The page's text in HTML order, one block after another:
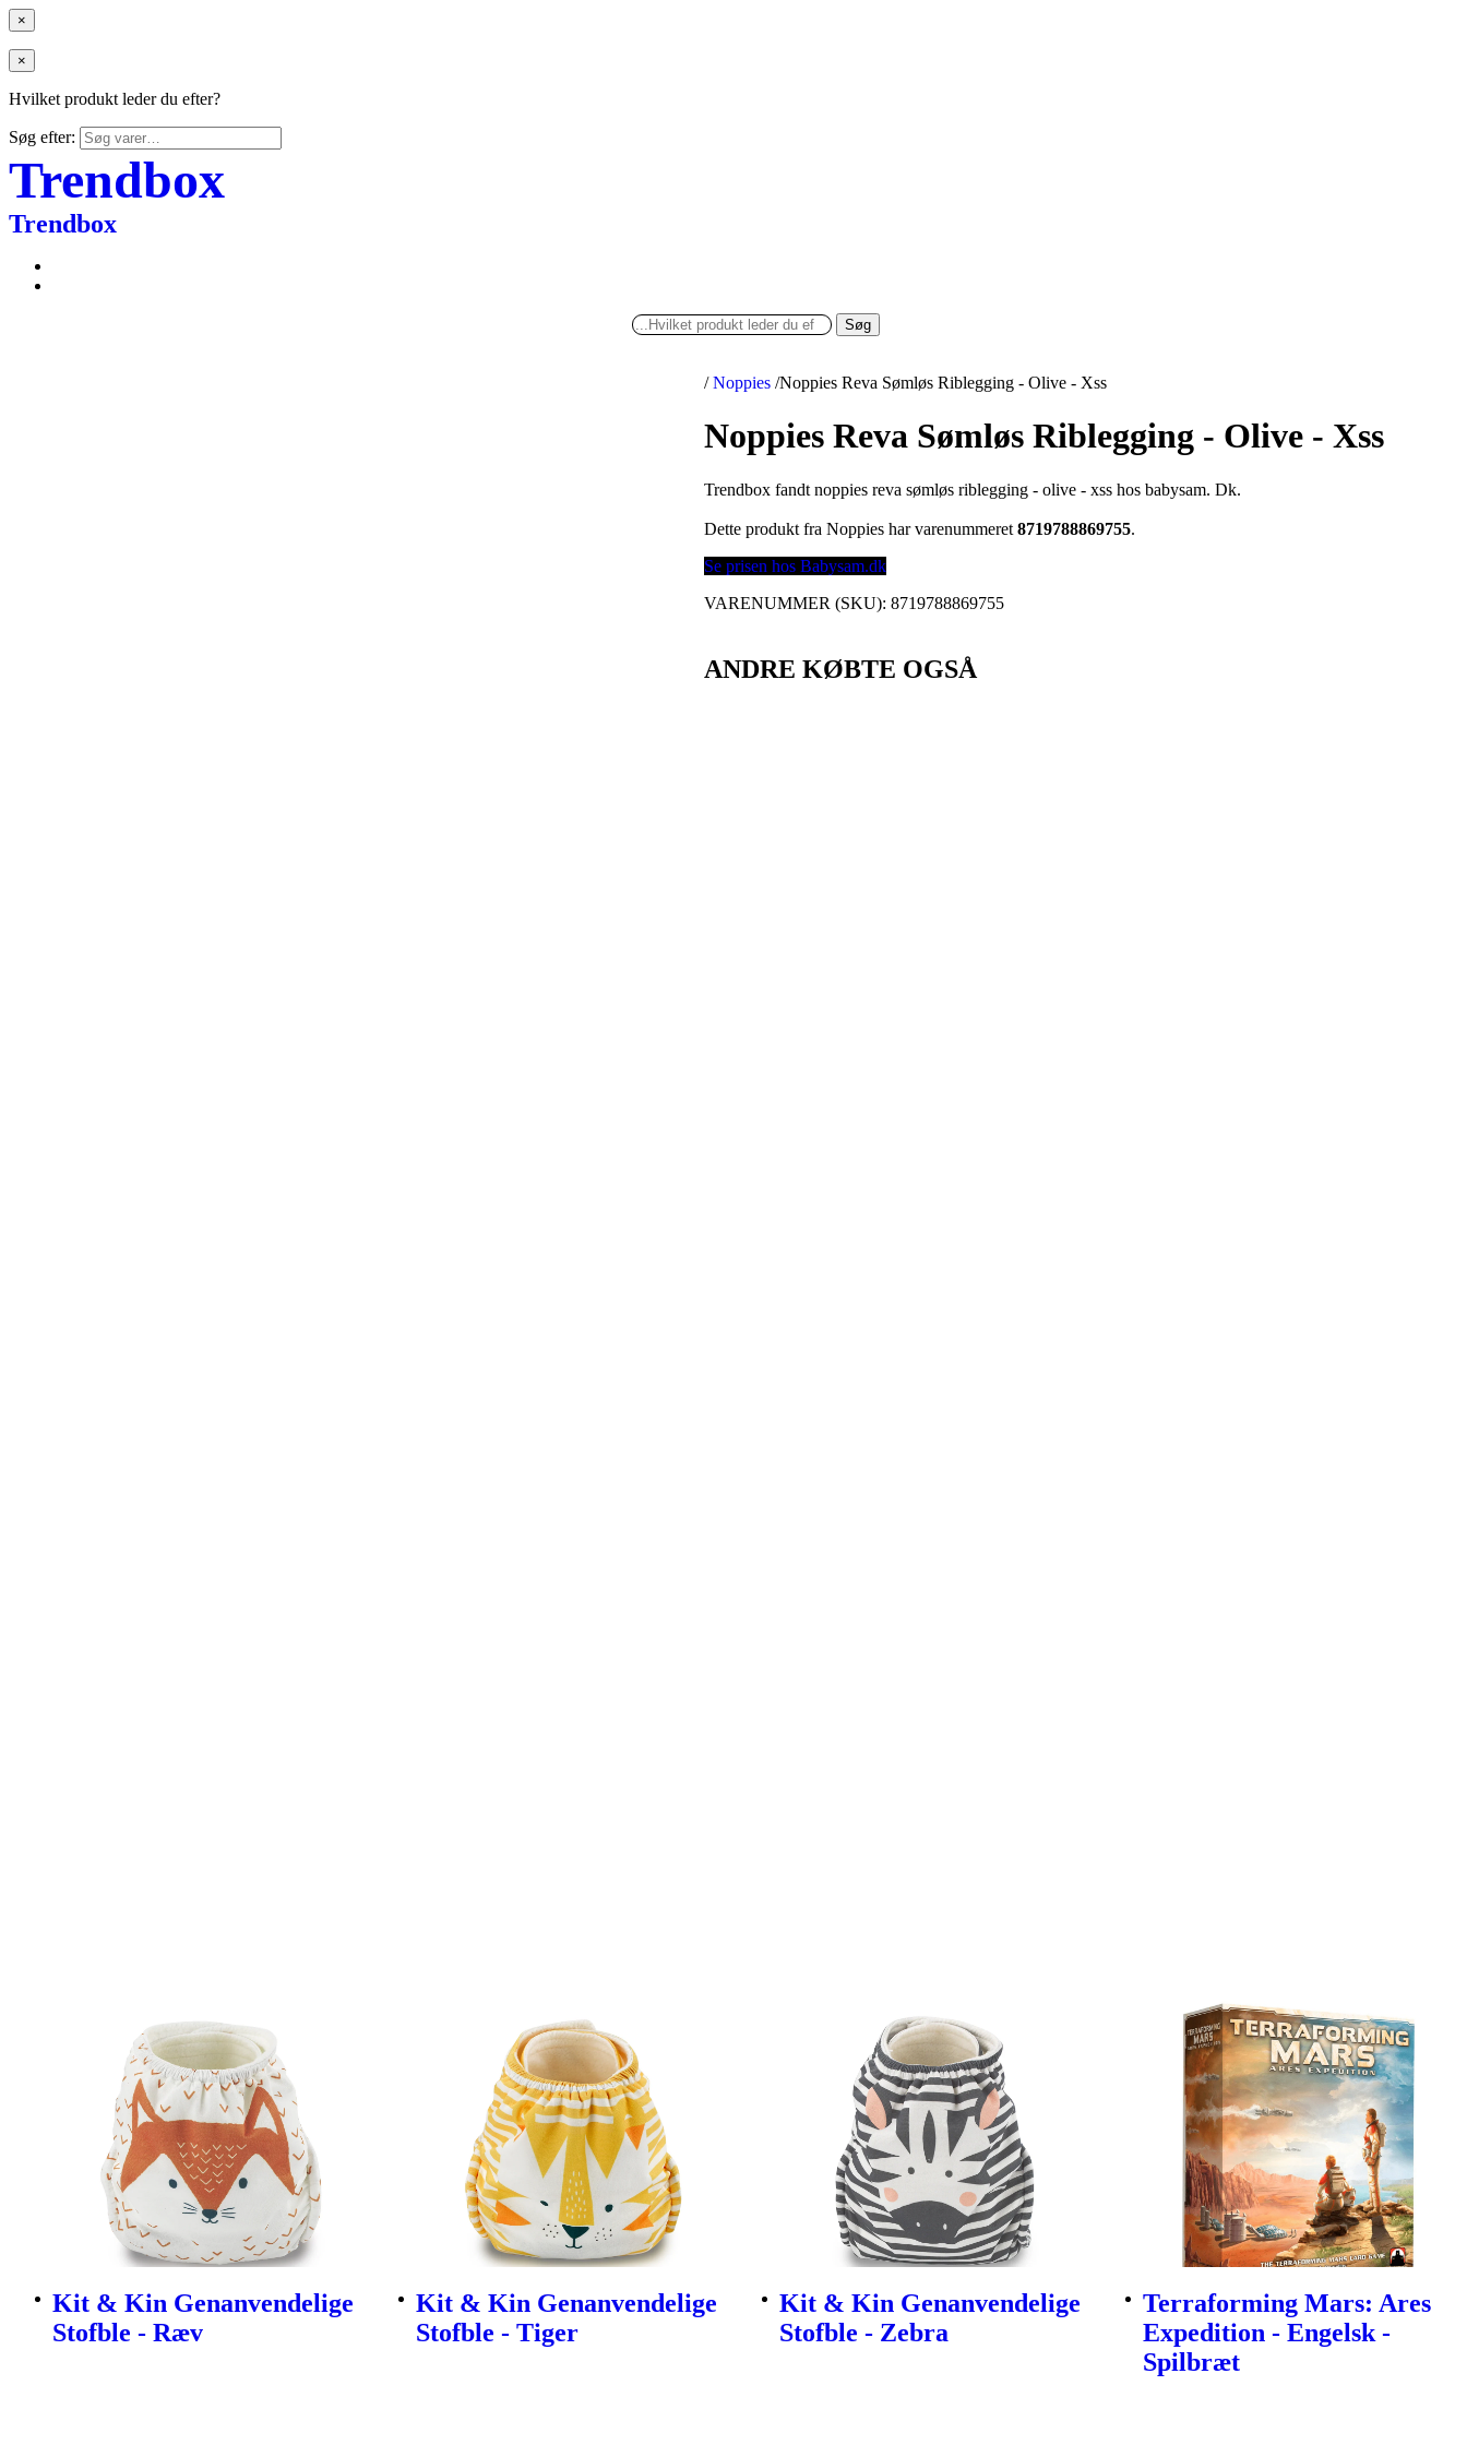
×
×
Hvilket produkt leder du efter?
Søg efter:
Trendbox
Trendbox
Søg
/ Noppies /Noppies Reva Sømløs Riblegging - Olive - Xss
Noppies Reva Sømløs Riblegging - Olive - Xss
Trendbox fandt noppies reva sømløs riblegging - olive - xss hos babysam. Dk.
Dette produkt fra Noppies har varenummeret8719788869755.
Se prisen hos Babysam.dk
VARENUMMER (SKU):8719788869755
ANDRE KØBTE OGSÅ
Kit & Kin Genanvendelige
Stofble - Ræv
Kit & Kin Genanvendelige
Stofble - Tiger
Kit & Kin Genanvendelige
Stofble - Zebra
Terraforming Mars: Ares
Expedition - Engelsk -
Spilbræt